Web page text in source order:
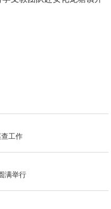
工作
满举行